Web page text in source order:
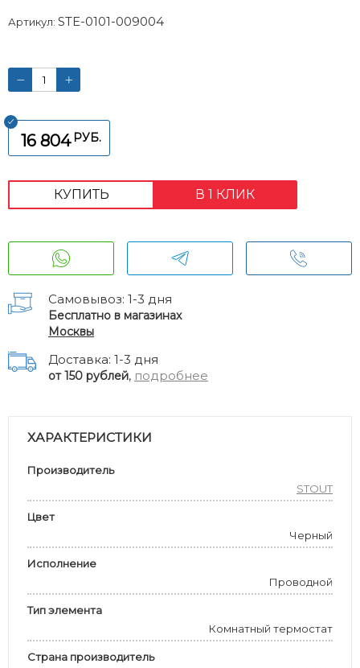
Артикул: STE-0101-009004
16 804 РУБ.
КУПИТЬ В 1 КЛИК
Самовывоз: 1-3 дня
Бесплатно в магазинах
Москвы
Доставка: 1-3 дня
от 150 рублей, подробнее
ХАРАКТЕРИСТИКИ
Производитель
STOUT
Цвет
Черный
Исполнение
Проводной
Тип элемента
Комнатный термостат
Страна производитель